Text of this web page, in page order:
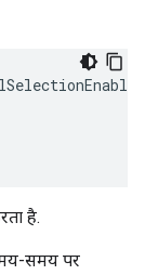
है.
समय पर